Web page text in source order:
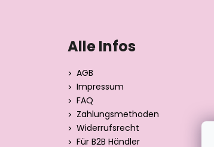
Alle Infos
AGB
Impressum
FAQ
Zahlungsmethoden
Widerrufsrecht
Für B2B Händler